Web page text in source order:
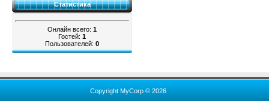
Статистика
Онлайн всего: 1
Гостей: 1
Пользователей: 0
Copyright MyCorp © 2026